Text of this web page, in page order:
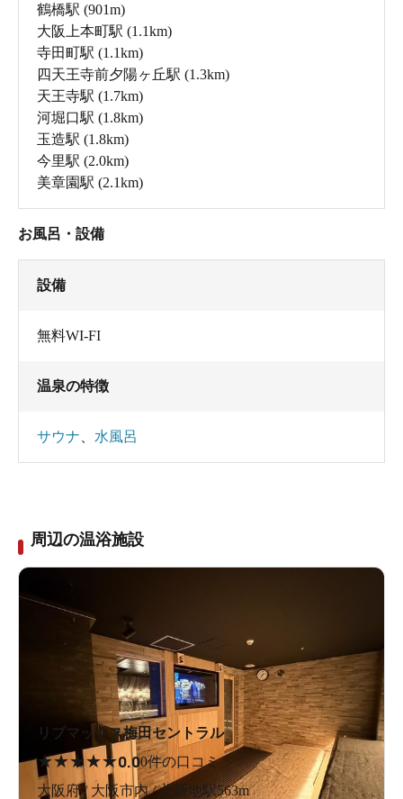
鶴橋駅 (901m)
大阪上本町駅 (1.1km)
寺田町駅 (1.1km)
四天王寺前夕陽ヶ丘駅 (1.3km)
天王寺駅 (1.7km)
河堀口駅 (1.8km)
玉造駅 (1.8km)
今里駅 (2.0km)
美章園駅 (2.1km)
お風呂・設備
設備
無料WI-FI
温泉の特徴
サウナ 水風呂
周辺の温浴施設
リブマックス梅田セントラル
★★★★★0.00件の口コミ
大阪府 / 大阪市内 / 北新地駅563m